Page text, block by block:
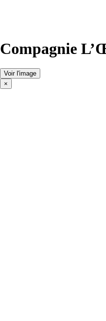
Compagnie
Voir l'image
×